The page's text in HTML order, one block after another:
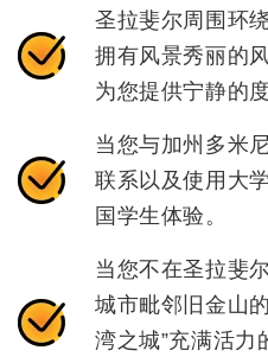
圣拉斐尔周围环
拥有风景秀丽的
为您提供宁静的
当您与加州多米
联系以及使用大
国学生体验。
当您不在圣拉斐
城市毗邻旧金山
湾之城”充满活力